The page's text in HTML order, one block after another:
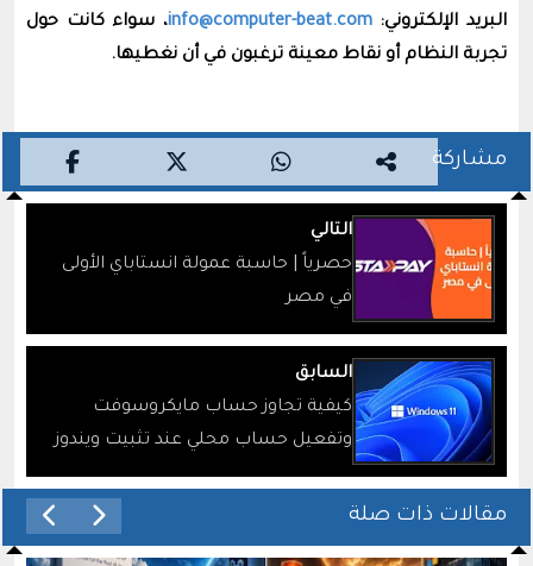
البريد الإلكتروني:info@computer-beat.com، سواء كانت حول
تجربة النظام أو نقاط معينة ترغبون في أن نغطيها.
مشاركة
التالي
حصرياً | حاسبة عمولة انستاباي الأولى
في مصر
السابق
كيفية تجاوز حساب مايكروسوفت
وتفعيل حساب محلي عند تثبيت ويندوز
11
مقالات ذات صلة